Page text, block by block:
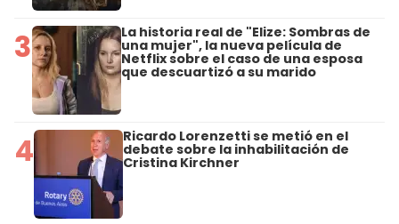
3 La historia real de "Elize: Sombras de
una mujer", la nueva película de
Netflix sobre el caso de una esposa
que descuartizó a su marido
4 Ricardo Lorenzetti se metió en el
debate sobre la inhabilitación de
Cristina Kirchner